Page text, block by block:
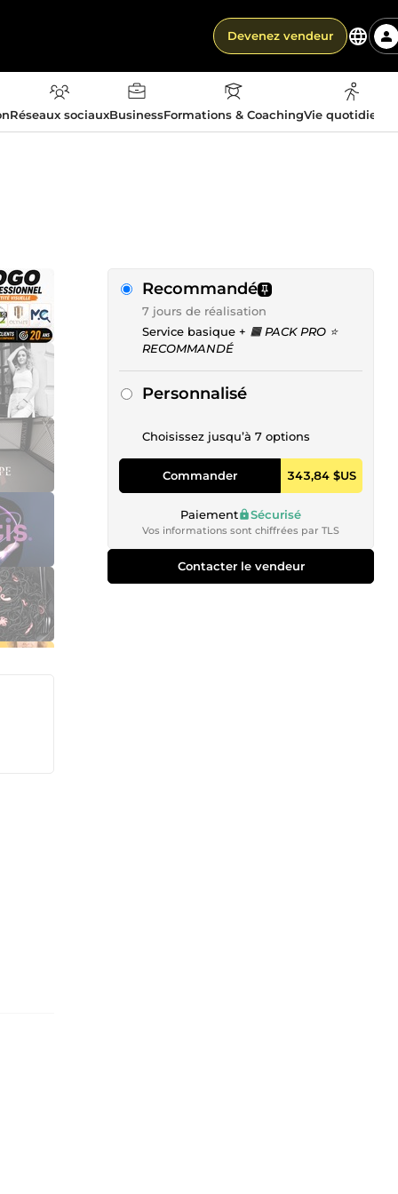
Devenez vendeur
Réseaux sociauxBusinessFormations & CoachingVie
Recommandé
7 jours de réalisation
Service basique + 🟧 PACK PRO ⭐
RECOMMANDÉ
Personnalisé
Choisissez jusqu’à 7 options
Commander 343,84 $US
Paiement Sécurisé
Vos informations sont chiffrées par TLS
Contacter le vendeur